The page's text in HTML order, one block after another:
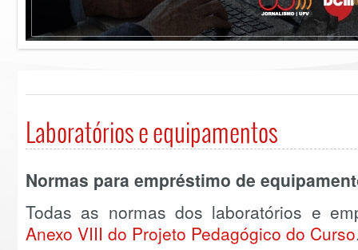
Laboratórios e equipamentos
Normas para empréstimo de
Todas as normas dos laboratórios e
Anexo VIII do Projeto Pedagógico do Curso